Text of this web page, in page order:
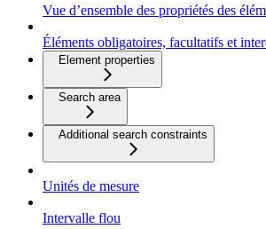
Vue d’ensemble des propriétés des
Éléments obligatoires, facultatifs et
Element properties
Search area
Additional search constraints
Unités de mesure
Intervalle flou